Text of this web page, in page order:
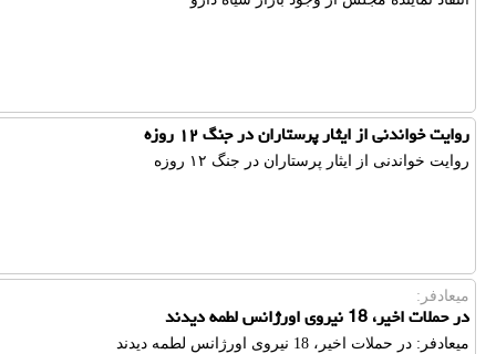
روایت خواندنی از ایثار پرستاران در جنگ ۱۲ روزه
روایت خواندنی از ایثار پرستاران در جنگ ۱۲ روزه
میعادفر:
در حملات اخیر، 18 نیروی اورژانس لطمه دیدند
میعادفر: در حملات اخیر، 18 نیروی اورژانس لطمه دیدند